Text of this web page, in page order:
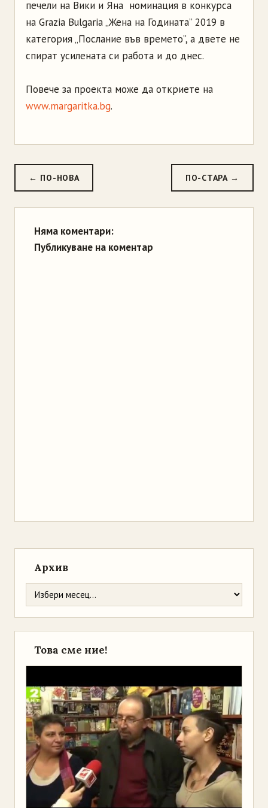
печели на Вики и Яна номинация в конкурса
на Grazia Bulgaria „Жена на Годината” 2019 в
категория „Послание във времето”, а двете не
спират усилената си работа и до днес.
Повече за проекта може да откриете на
www.margaritka.bg.
← ПО-НОВА ПО-СТАРА →
Няма коментари:
Публикуване на коментар
Архив
Това сме ние!